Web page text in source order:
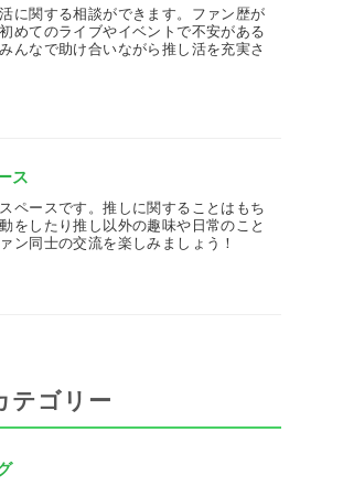
に関する相談ができます。ファン歴が
めてのライブやイベントで不安がある
んなで助け合いながら推し活を充実さ
ス
ペースです。推しに関することはもち
をしたり推し以外の趣味や日常のこと
ン同士の交流を楽しみましょう！
テゴリー